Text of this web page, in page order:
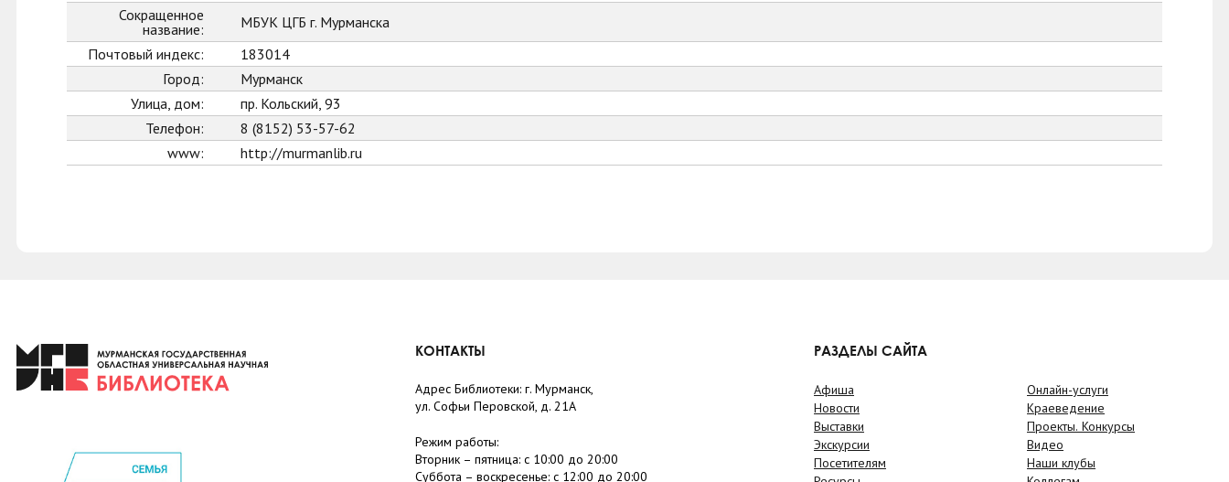
Сокращенное
название:
МБУК ЦГБ г. Мурманска
Почтовый индекс:
183014
Город:
Мурманск
Улица, дом:
пр. Кольский, 93
Телефон:
8 (8152) 53-57-62
www:
http://murmanlib.ru
КОНТАКТЫ
Адрес Библиотеки: г. Мурманск,
ул. Софьи Перовской, д. 21А
Режим работы:
Вторник – пятница: с 10:00 до 20:00
Суббота – воскресенье: c 12:00 до 20:00
РАЗДЕЛЫ САЙТА
Афиша
Новости
Выставки
Экскурсии
Посетителям
Онлайн-услуги
Краеведение
Проекты. Конкурсы
Видео
Наши клубы